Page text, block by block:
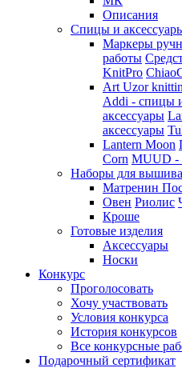
Описания
Спицы и
Маркеры
работы
KnitPro
Art Uzor
Addi - спицы
аксессуары
аксессуары
Lantern Moon
Corn MUUD -
Наборы для
Матренин
Овен Риолис
Кроше
Готовые изделия
Аксессуары
Носки
Конкурс
Проголосовать
Хочу участвовать
Условия конкурса
История конкурсов
Все конкурсные
Подарочный сертификат